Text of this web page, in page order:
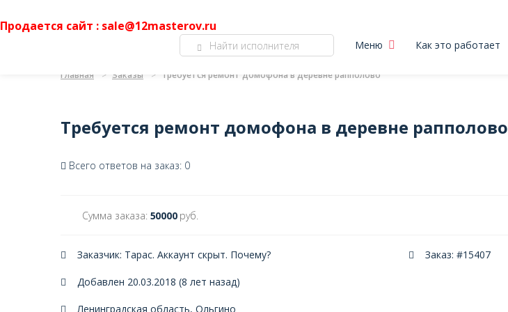
Продается сайт : sale@12masterov.ru
Меню Как это работает
Главная Заказы Требуется ремонт домофона в деревне рапполово
Требуется ремонт домофона в деревне рапполово
Всего ответов на заказ: 0
Сумма заказа: 50000 руб.
Заказ: #15407
Заказчик: Тарас. Аккаунт скрыт. Почему?
Добавлен 20.03.2018 (8 лет назад)
Ленинградская область, Ольгино